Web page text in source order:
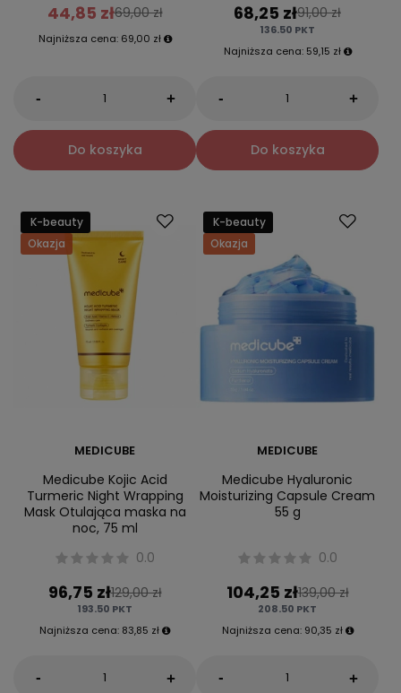
44,85 zł69,00 zł
Najniższa cena: 69,00 zł
- +
Do koszyka
68,25 zł91,00 zł
136.50 PKT
Najniższa cena: 59,15 zł
- +
Do koszyka
K-beauty
Okazja
MEDICUBE
Medicube Kojic Acid
Turmeric Night Wrapping
Mask Otulająca maska na
noc, 75 ml
0.0
96,75 zł129,00 zł
193.50 PKT
Najniższa cena: 83,85 zł
- +
K-beauty
Okazja
MEDICUBE
Medicube Hyaluronic
Moisturizing Capsule Cream
55 g
0.0
104,25 zł139,00 zł
208.50 PKT
Najniższa cena: 90,35 zł
- +